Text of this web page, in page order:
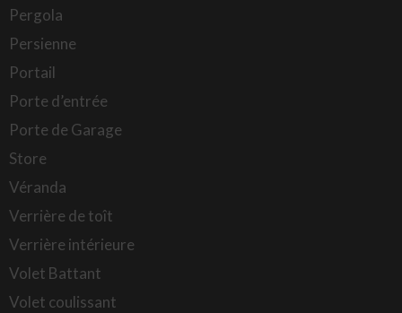
Pergola
Persienne
Portail
Porte d’entrée
Porte de Garage
Store
Véranda
Verrière de toît
Verrière intérieure
Volet Battant
Volet coulissant